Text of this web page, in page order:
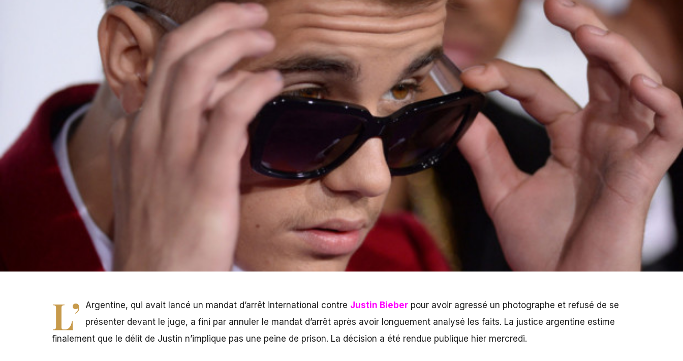
L’ Argentine, qui avait lancé un mandat d’arrêt international contre Justin Bieberpour avoir agressé un photographe et refusé de se
présenter devant le juge, a fini par annuler le mandat d’arrêt après avoir longuement analysé les faits. La justice argentine estime
finalement que le délit de Justin n’implique pas une peine de prison. La décision a été rendue publique hier mercredi.